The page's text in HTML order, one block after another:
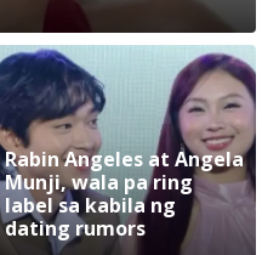
Rabin Angeles at Angela
Munji, wala pa ring
label sa kabila ng
dating rumors